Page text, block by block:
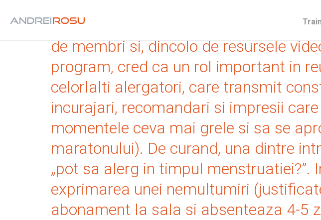
De curand, comunitatea creata in
de membri si, dincolo de resursele
program, cred ca un rol important in
celorlalti alergatori, care transmit
incurajari, recomandari si impresii
momentele ceva mai grele si sa se
maratonului). De curand, una dintre
„pot sa alerg in timpul
exprimarea unei nemultumiri
abonament la sala si absenteaza 4-5